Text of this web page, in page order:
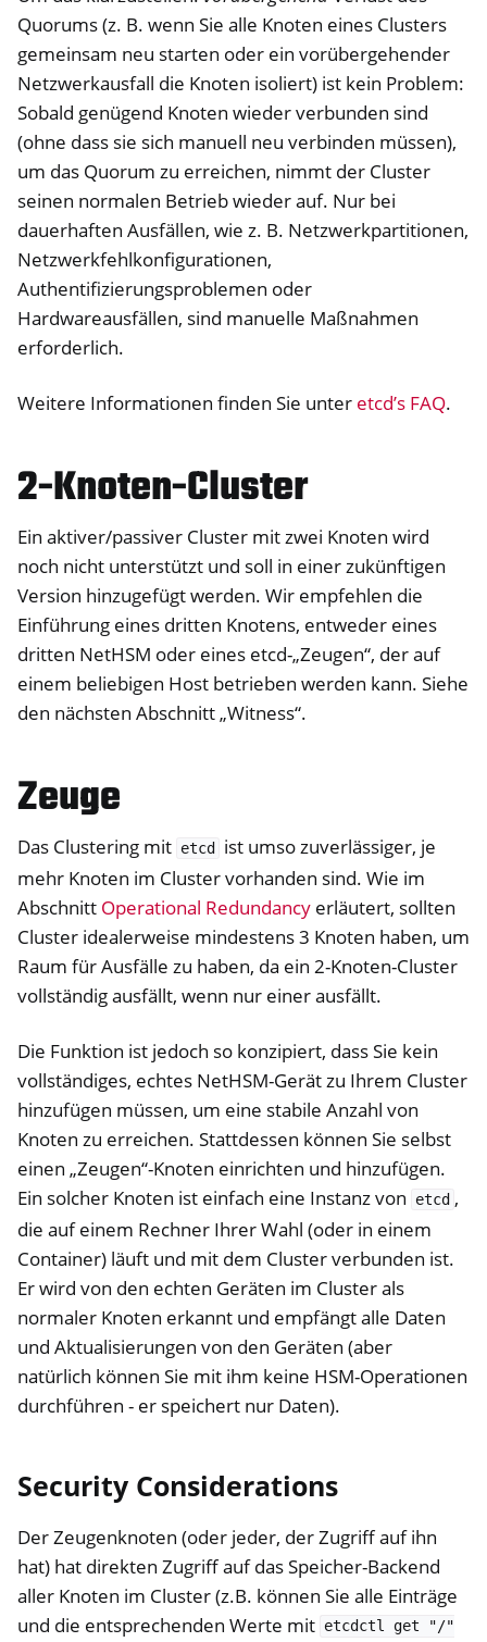
Quorums (z. B. wenn Sie alle Knoten eines Clusters
gemeinsam neu starten oder ein vorübergehender
Netzwerkausfall die Knoten isoliert) ist kein Problem:
Sobald genügend Knoten wieder verbunden sind
(ohne dass sie sich manuell neu verbinden müssen),
um das Quorum zu erreichen, nimmt der Cluster
seinen normalen Betrieb wieder auf. Nur bei
dauerhaften Ausfällen, wie z. B. Netzwerkpartitionen,
Netzwerkfehlkonfigurationen,
Authentifizierungsproblemen oder
Hardwareausfällen, sind manuelle Maßnahmen
erforderlich.
Weitere Informationen finden Sie unter etcd’s FAQ.
2-Knoten-Cluster
Ein aktiver/passiver Cluster mit zwei Knoten wird
noch nicht unterstützt und soll in einer zukünftigen
Version hinzugefügt werden. Wir empfehlen die
Einführung eines dritten Knotens, entweder eines
dritten NetHSM oder eines etcd-„Zeugen“, der auf
einem beliebigen Host betrieben werden kann. Siehe
den nächsten Abschnitt „Witness“.
Zeuge
Das Clustering mit etcd
ist umso zuverlässiger, je
mehr Knoten im Cluster vorhanden sind. Wie im
Abschnitt Operational Redundancy erläutert, sollten
Cluster idealerweise mindestens 3 Knoten haben, um
Raum für Ausfälle zu haben, da ein 2-Knoten-Cluster
vollständig ausfällt, wenn nur einer ausfällt.
Die Funktion ist jedoch so konzipiert, dass Sie kein
vollständiges, echtes NetHSM-Gerät zu Ihrem Cluster
hinzufügen müssen, um eine stabile Anzahl von
Knoten zu erreichen. Stattdessen können Sie selbst
einen „Zeugen“-Knoten einrichten und hinzufügen.
Ein solcher Knoten ist einfach eine Instanz von
etcd ,
die auf einem Rechner Ihrer Wahl (oder in einem
Container) läuft und mit dem Cluster verbunden ist.
Er wird von den echten Geräten im Cluster als
normaler Knoten erkannt und empfängt alle Daten
und Aktualisierungen von den Geräten (aber
natürlich können Sie mit ihm keine HSM-Operationen
durchführen - er speichert nur Daten).
Security Considerations
Der Zeugenknoten (oder jeder, der Zugriff auf ihn
hat) hat direkten Zugriff auf das Speicher-Backend
aller Knoten im Cluster (z.B. können Sie alle Einträge
und die entsprechenden Werte mit etcdctl get
"/"